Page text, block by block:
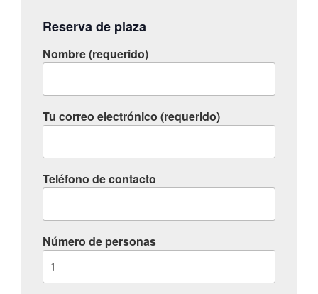
Reserva de plaza
Nombre (requerido)
Tu correo electrónico (requerido)
Teléfono de contacto
Número de personas